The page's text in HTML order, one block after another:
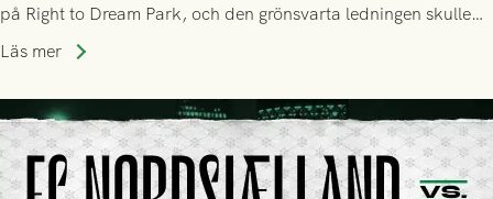
på Right to Dream Park, och den grönsvarta ledningen skulle
upphöra efter mindre än kvarten spelad. På lika mark visade
tennissiffror och det grönsvarta europaäventyret tog slut.
Läs mer